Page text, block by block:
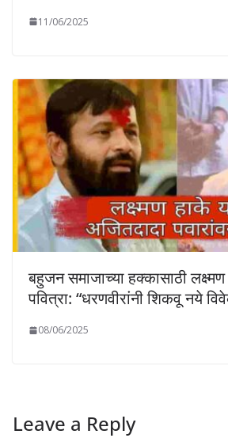
11/06/2025
बहुजन समाजाच्या हक्कासाठी
पवित्रा: “धरणवीरांनी शिकवू नये
08/06/2025
Leave a Reply